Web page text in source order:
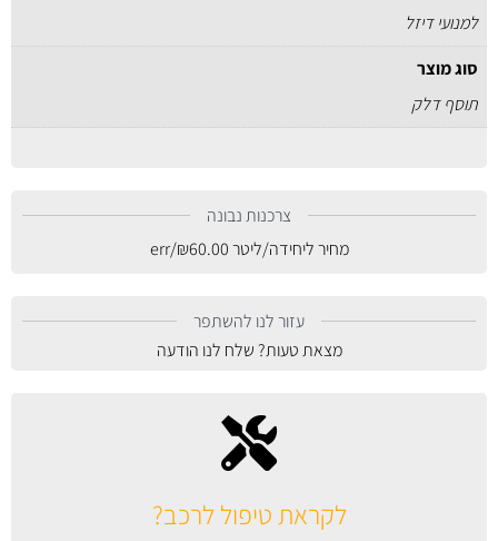
לקראת טיפול לרכב?
למנועי דיזל
סוג מוצר
תוסף דלק
צרכנות נבונה
מחיר ליחידה/ליטר
₪60.00
/err
עזור לנו להשתפר
מצאת טעות? שלח לנו הודעה